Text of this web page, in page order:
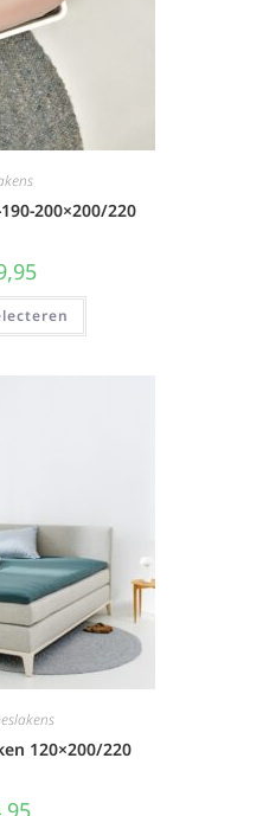
200×200/220
120×200/220